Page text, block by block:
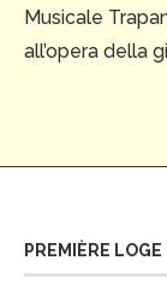
Musicale
all’opera della
PREMIÈRE LOGE